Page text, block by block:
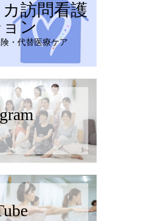
訪問看護
ン
・代替医療ケア